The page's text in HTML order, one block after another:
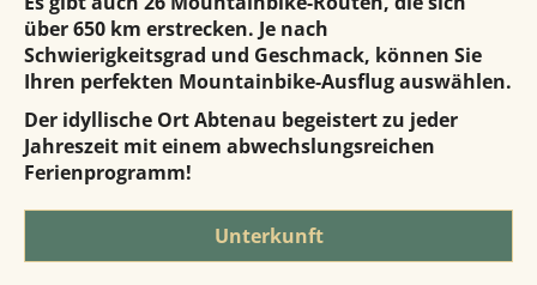
über 650 km erstrecken. Je nach
Schwierigkeitsgrad und Geschmack, können Sie
Ihren perfekten Mountainbike-Ausflug auswählen.
Der idyllische Ort Abtenau begeistert zu jeder
Jahreszeit mit einem abwechslungsreichen
Ferienprogramm!
Unterkunft